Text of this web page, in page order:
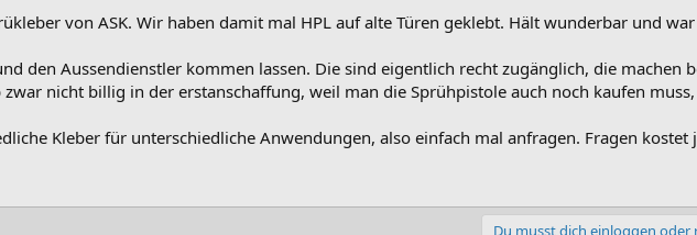
von ASK. Wir haben damit mal HPL auf alte Türen geklebt. Hält wunderbar und
den Aussendienstler kommen lassen. Die sind eigentlich recht zugänglich, die machen
nicht billig in der erstanschaffung, weil man die Sprühpistole auch noch kaufen
Kleber für unterschiedliche Anwendungen, also einfach mal anfragen. Fragen kostet
Du musst dich einloggen